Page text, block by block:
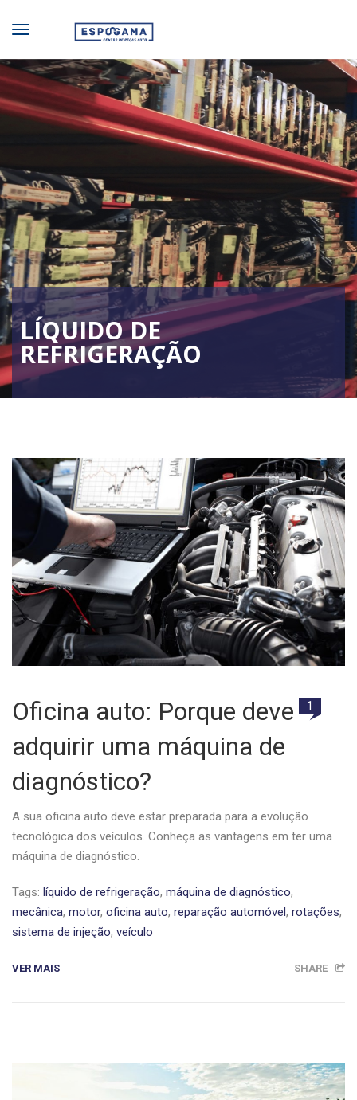
LÍQUIDO DE
REFRIGERAÇÃO
Oficina auto: Porque deve
adquirir uma máquina de
diagnóstico?
1
A sua oficina auto deve estar preparada para a evolução
tecnológica dos veículos. Conheça as vantagens em ter uma
máquina de diagnóstico.
Tags: líquido de refrigeração, máquina de diagnóstico,
mecânica, motor, oficina auto, reparação automóvel, rotações,
sistema de injeção, veículo
VER MAIS SHARE